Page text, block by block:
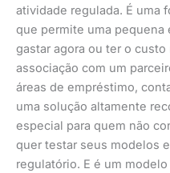
atividade regulada. É uma
que permite uma pequena
gastar agora ou ter o
associação com um
áreas de empréstimo,
uma solução altamente
especial para quem não
quer testar seus modelos
regulatório. E é um